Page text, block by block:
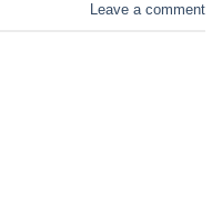
Leave a comment